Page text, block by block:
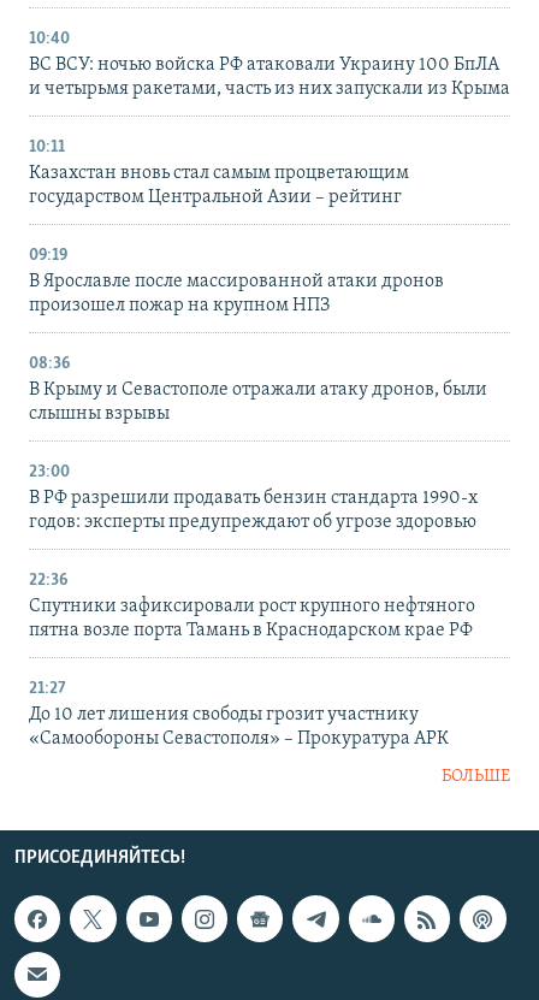
10:40
ВС ВСУ: ночью войска РФ атаковали Украину 100 БпЛА
и четырьмя ракетами, часть из них запускали из Крыма
10:11
Казахстан вновь стал самым процветающим
государством Центральной Азии – рейтинг
09:19
В Ярославле после массированной атаки дронов
произошел пожар на крупном НПЗ
08:36
В Крыму и Севастополе отражали атаку дронов, были
слышны взрывы
23:00
В РФ разрешили продавать бензин стандарта 1990-х
годов: эксперты предупреждают об угрозе здоровью
22:36
Спутники зафиксировали рост крупного нефтяного
пятна возле порта Тамань в Краснодарском крае РФ
21:27
До 10 лет лишения свободы грозит участнику
«Самообороны Севастополя» – Прокуратура АРК
БОЛЬШЕ
ПРИСОЕДИНЯЙТЕСЬ!